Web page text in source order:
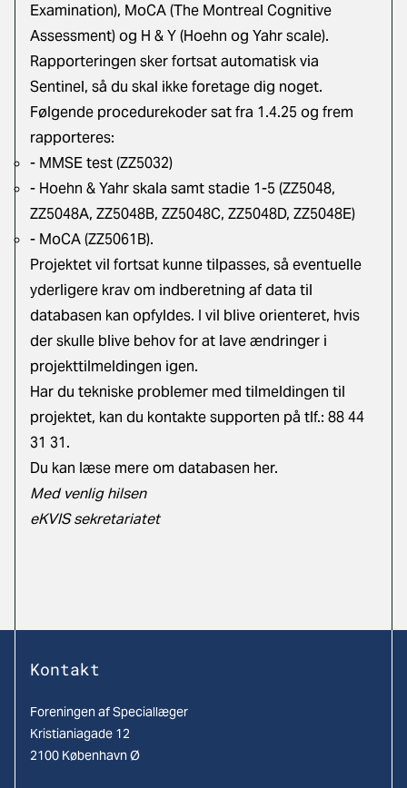
Examination), MoCA (The Montreal Cognitive
Assessment) og H & Y (Hoehn og Yahr scale).
Rapporteringen sker fortsat automatisk via
Sentinel, så du skal ikke foretage dig noget.
Følgende procedurekoder sat fra 1.4.25 og frem
rapporteres:
- MMSE test (ZZ5032)
- Hoehn & Yahr skala samt stadie 1-5 (ZZ5048,
ZZ5048A, ZZ5048B, ZZ5048C, ZZ5048D, ZZ5048E)
- MoCA (ZZ5061B).
Projektet vil fortsat kunne tilpasses, så eventuelle
yderligere krav om indberetning af data til
databasen kan opfyldes. I vil blive orienteret, hvis
der skulle blive behov for at lave ændringer i
projekttilmeldingen igen.
Har du tekniske problemer med tilmeldingen til
projektet, kan du kontakte supporten på tlf.: 88 44
31 31.
Du kan læse mere om databasen her.
Med venlig hilsen
eKVIS sekretariatet
Kontakt
Foreningen af Speciallæger
Kristianiagade 12
2100 København Ø